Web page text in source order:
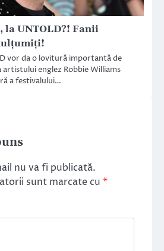
la UNTOLD?! Fanii
vor da o lovitură importantă de
artistului englez Robbie Williams
a festivalului…
nu va fi publicată.
sunt marcate cu *